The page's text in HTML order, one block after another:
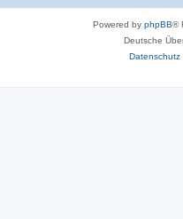
Powered by phpBB®
Deutsche
Datenschutz